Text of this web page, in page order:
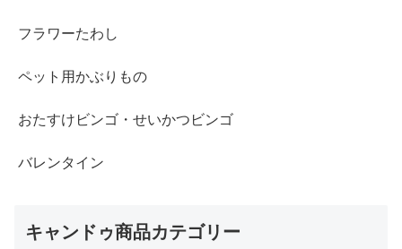
フラワーたわし
ペット用かぶりもの
おたすけビンゴ・せいかつビンゴ
バレンタイン
キャンドゥ商品カテゴリー